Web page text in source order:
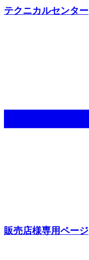
テクニカルセンター
販売店様専用ページ